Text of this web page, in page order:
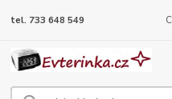
tel. 733 648 549